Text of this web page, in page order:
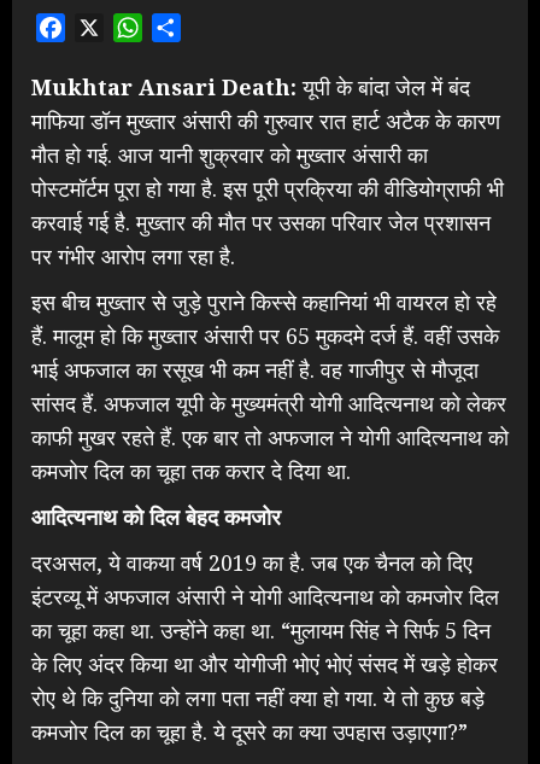
Facebook WhatsApp
Mukhtar Ansari Death:यूपी के बांदा जेल में बंद
माफिया डॉन मुख्तार अंसारी की गुरुवार रात हार्ट अटैक के कारण
मौत हो गई. आज यानी शुक्रवार को मुख्तार अंसारी का
पोस्टमॉर्टम पूरा हो गया है. इस पूरी प्रक्रिया की वीडियोग्राफी भी
करवाई गई है. मुख्तार की मौत पर उसका परिवार जेल प्रशासन
पर गंभीर आरोप लगा रहा है.
इस बीच मुख्तार से जुड़े पुराने किस्से कहानियां भी वायरल हो रहे
हैं. मालूम हो कि मुख्तार अंसारी पर 65 मुकदमे दर्ज हैं. वहीं उसके
भाई अफजाल का रसूख भी कम नहीं है. वह गाजीपुर से मौजूदा
सांसद हैं. अफजाल यूपी के मुख्यमंत्री योगी आदित्यनाथ को लेकर
काफी मुखर रहते हैं. एक बार तो अफजाल ने योगी आदित्यनाथ को
कमजोर दिल का चूहा तक करार दे दिया था.
आदित्यनाथ को दिल बेहद कमजोर
दरअसल, ये वाकया वर्ष 2019 का है. जब एक चैनल को दिए
इंटरव्यू में अफजाल अंसारी ने योगी आदित्यनाथ को कमजोर दिल
का चूहा कहा था. उन्होंने कहा था. “मुलायम सिंह ने सिर्फ 5 दिन
के लिए अंदर किया था और योगीजी भोएं भोएं संसद में खड़े होकर
रोए थे कि दुनिया को लगा पता नहीं क्या हो गया. ये तो कुछ बड़े
कमजोर दिल का चूहा है. ये दूसरे का क्या उपहास उड़ाएगा?”